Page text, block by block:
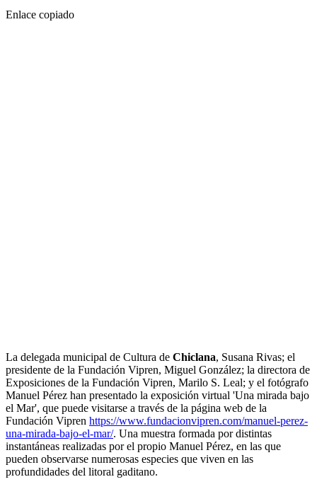
Enlace copiado
La delegada municipal de Cultura de Chiclana, Susana Rivas; el
presidente de la Fundación Vipren, Miguel González; la directora de
Exposiciones de la Fundación Vipren, Marilo S. Leal; y el fotógrafo
Manuel Pérez han presentado la exposición virtual 'Una mirada bajo
el Mar', que puede visitarse a través de la página web de la
Fundación Vipren https://www.fundacionvipren.com/manuel-perez-
una-mirada-bajo-el-mar/. Una muestra formada por distintas
instantáneas realizadas por el propio Manuel Pérez, en las que
pueden observarse numerosas especies que viven en las
profundidades del litoral gaditano.